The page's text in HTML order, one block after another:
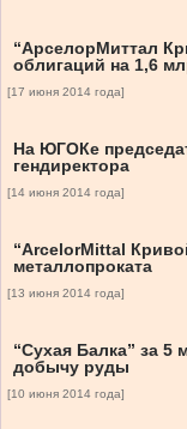
“АрселорМиттал
облигаций на 1,6
[17 июня 2014 года]
На ЮГОКе
гендиректора
[14 июня 2014 года]
“ArcelorMittal
металлопроката
[13 июня 2014 года]
“Сухая Балка” за 5
добычу руды
[10 июня 2014 года]